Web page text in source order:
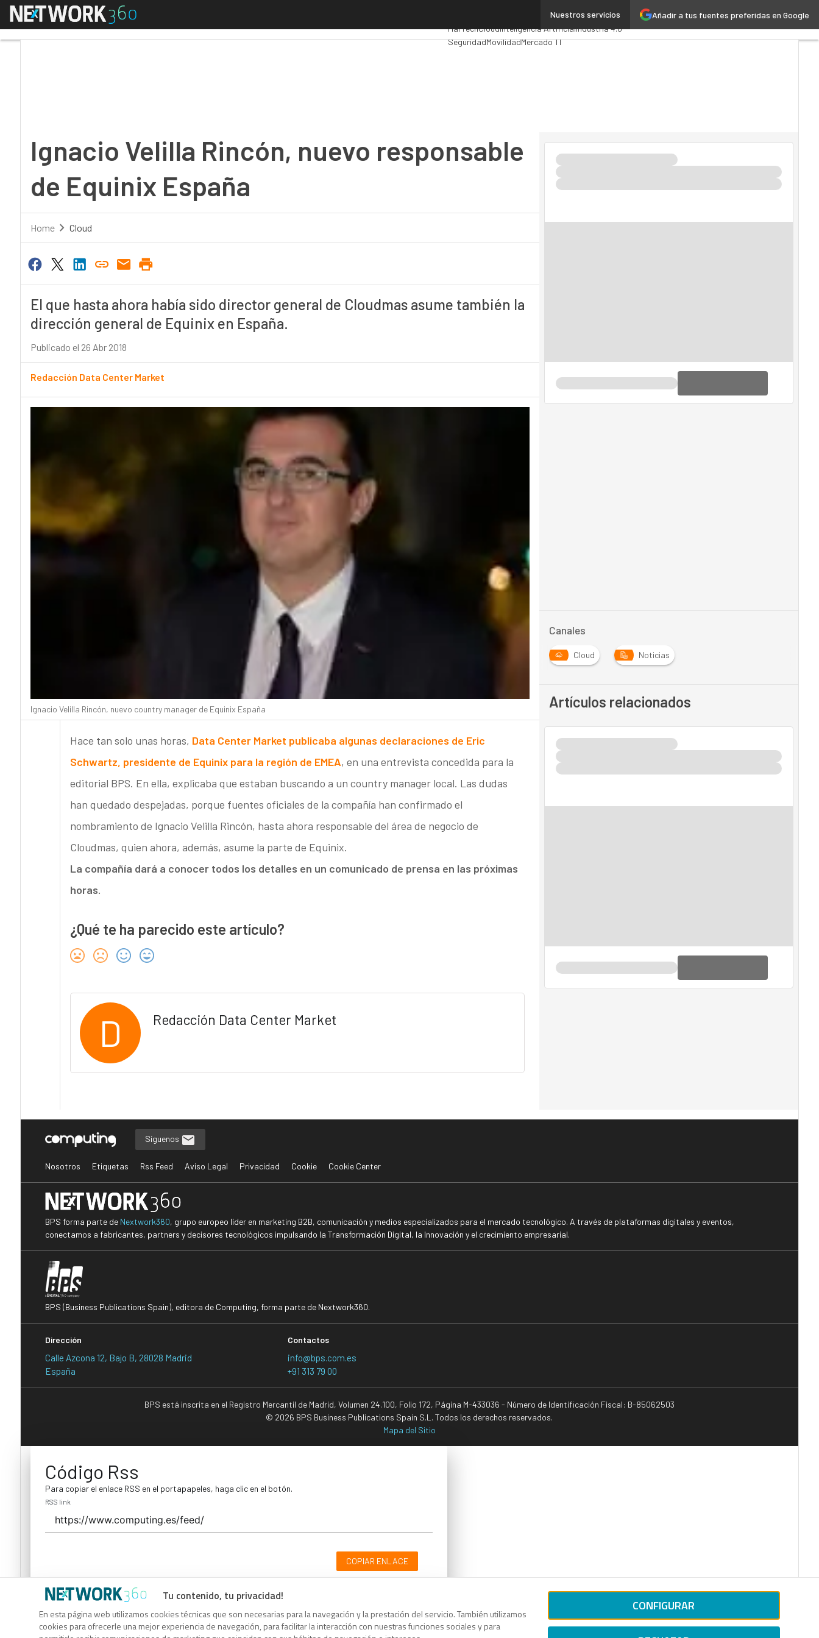
Añadir a tus fuentes preferidas en Google
Nuestros servicios
Menú AnalyticsAdministración Pública
MarTechCloudInteligencia ArtificialIndustria 4.0
SeguridadMovilidadMercado TI
Ignacio Velilla Rincón, nuevo responsable
de Equinix España
Home Cloud
El que hasta ahora había sido director general de Cloudmas asume también la
dirección general de Equinix en España.
Publicado el 26 Abr 2018
Redacción Data Center Market
Ignacio Velilla Rincón, nuevo country manager de Equinix España
Hace tan solo unas horas, Data Center Market publicaba algunas declaraciones de Eric
Schwartz, presidente de Equinix para la región de EMEA, en una entrevista concedida para la
editorial BPS. En ella, explicaba que estaban buscando a un country manager local. Las dudas
han quedado despejadas, porque fuentes oficiales de la compañía han confirmado el
nombramiento de Ignacio Velilla Rincón, hasta ahora responsable del área de negocio de
Cloudmas, quien ahora, además, asume la parte de Equinix.
La compañía dará a conocer todos los detalles en un comunicado de prensa en las próximas
horas.
¿Qué te ha parecido este artículo?
D Redacción Data Center Market
Canales
Cloud Noticias
Artículos relacionados
Tu contenido, tu privacidad!
En esta página web utilizamos cookies técnicas que son necesarias para la navegación y la prestación del servicio. También utilizamos
cookies para ofrecerle una mejor experiencia de navegación, para facilitar la interacción con nuestras funciones sociales y para
CONFIGURAR
Síguenos
Nosotros Etiquetas Rss Feed Aviso Legal Privacidad Cookie Cookie Center
BPS forma parte de Nextwork360, grupo europeo líder en marketing B2B, comunicación y medios especializados para el mercado tecnológico. A través de plataformas digitales y eventos,
conectamos a fabricantes, partners y decisores tecnológicos impulsando la Transformación Digital, la Innovación y el crecimiento empresarial.
BPS (Business Publications Spain), editora de Computing, forma parte de Nextwork360.
Dirección
Calle Azcona 12, Bajo B, 28028 Madrid
España
Contactos
info@bps.com.es
+91 313 79 00
BPS está inscrita en el Registro Mercantil de Madrid, Volumen 24.100, Folio 172, Página M-433036 - Número de Identificación Fiscal: B-85062503
© 2026 BPS Business Publications Spain S.L. Todos los derechos reservados.
Mapa del Sitio
Código Rss
Para copiar el enlace RSS en el portapapeles, haga clic en el botón.
RSS link
COPIAR ENLACE
Código Rss
Para copiar el enlace RSS en el portapapeles, haga clic en el botón.